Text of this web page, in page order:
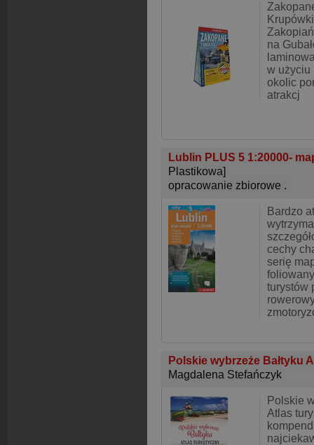
na
w użyciu
okolic
atrakcj
Lublin PLUS 5 1:20000-
Plastikowa]
opracowanie zbiorowe .
Bardzo
cechy
serię
turystów
Polskie wybrzeże Bałtyku
Magdalena Stefańczyk
Polskie
Atlas